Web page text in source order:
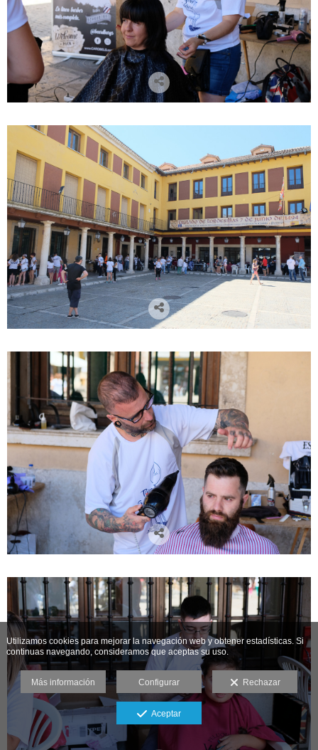
Utilizamos cookies para mejorar la navegación web y obtener estadísticas. Si
continuas navegando, consideramos que aceptas su uso.
Más información Configurar Rechazar
Aceptar